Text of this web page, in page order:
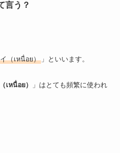
言う？
（เหนื่อย）」といいます。
เหนื่อย）
」はとても頻繁に使われ